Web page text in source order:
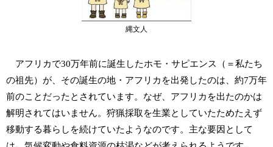
縄文人
アフリカで30万年前に誕生したホモ・サピエンス（＝私たち
の祖先）が、その誕生の地・アフリカを出発したのは、約7万年
前のことだったとされています。なぜ、アフリカを出たのかは
解明されてはいません。狩猟採取を生業としていたためたえず
移動する暮らしを続けていたようなのです。主な要因として